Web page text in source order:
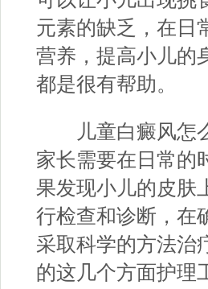
元素的缺乏，在日
营养，提高小儿的
都是很有帮助。
儿童白癜风怎么
家长需要在日常的
果发现小儿的皮肤
行检查和诊断，在
采取科学的方法治
的这几个方面护理